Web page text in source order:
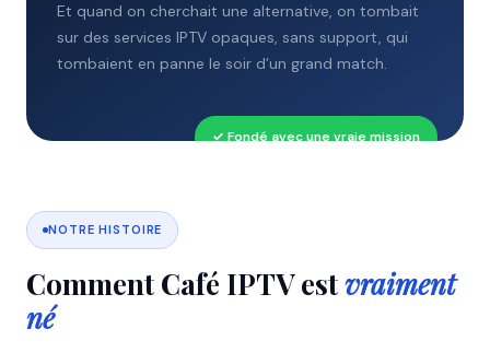
Et quand on cherchait une alternative, on tombait
sur des services IPTV opaques, sans support, qui
tombaient en panne le soir d’un grand match.
✓ Fondé avec une vraie mission
NOTRE HISTOIRE
Comment Café IPTV estvraiment
né